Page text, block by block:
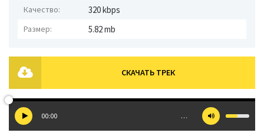
Качество: 320 kbps
Размер: 5.82 mb
СКАЧАТЬ ТРЕК
00:00 …